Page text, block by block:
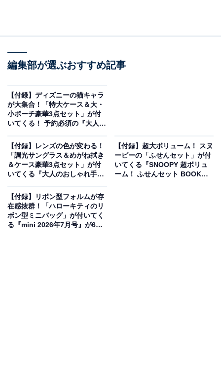
sweet 2026年7月号（画像出典：Amazon）
宝島社から6月12日に発売される『sweet 2026年7月号』
グラスケース&めがねふきセット」が付いてきます。
編集部が選ぶおすすめ記事
【付録】ディズニーの猫キャラ
が大集合！「特大ケース＆大・
小ポーチ豪華3点セット」が付
いてくる！ 予約必須の『大人の
刊』は7月7日発売
【付録】レンズの色が変わる！
「調光サングラス＆めがね拭き
＆ケース豪華3点セット」が付
いてくる『大人のおしゃれ手
【付録】超大ボリューム！ スヌ
ーピーの「ふせんセット」が付
いてくる『SNOOPY 超ボリュ
ーム！ ふせんセット BOOK』
【付録】リボン型フォルムが存
在感抜群！「ハローキティのリ
ボン型ミニバッグ」が付いてく
る『mini 2026年7月号』が6月